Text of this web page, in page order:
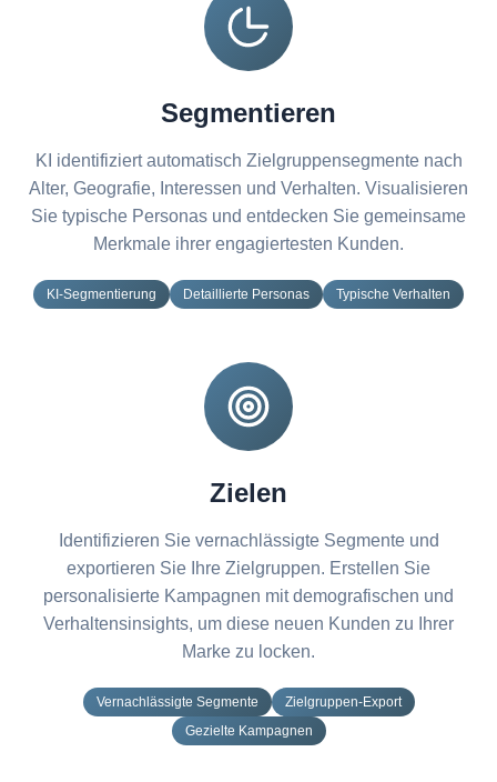
Segmentieren
KI identifiziert automatisch Zielgruppensegmente nach
Alter, Geografie, Interessen und Verhalten. Visualisieren
Sie typische Personas und entdecken Sie gemeinsame
Merkmale ihrer engagiertesten Kunden.
KI-Segmentierung Detaillierte Personas Typische Verhalten
Zielen
Identifizieren Sie vernachlässigte Segmente und
exportieren Sie Ihre Zielgruppen. Erstellen Sie
personalisierte Kampagnen mit demografischen und
Verhaltensinsights, um diese neuen Kunden zu Ihrer
Marke zu locken.
Vernachlässigte Segmente
Zielgruppen-Export
Gezielte Kampagnen